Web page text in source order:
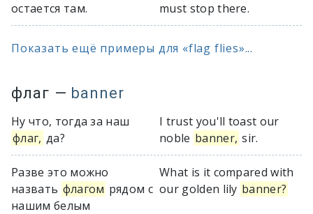
остается там.
must stop there.
Показать ещё примеры для «flag flies»...
флаг — banner
Ну что, тогда за наш
флаг, да?
I trust you'll toast our
noble banner, sir.
Разве это можно
назвать флагом рядом с
нашим белым
What is it compared with
our golden lily banner?